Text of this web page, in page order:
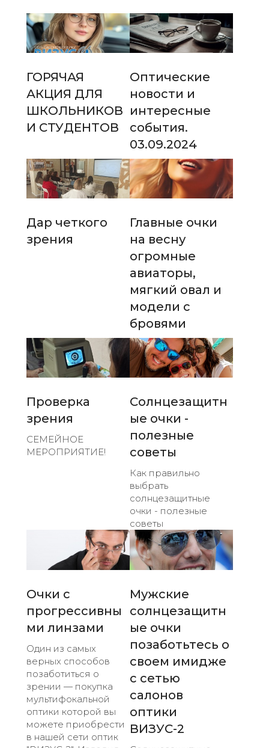
ГОРЯЧАЯ
АКЦИЯ ДЛЯ
ШКОЛЬНИКОВ
И СТУДЕНТОВ
Оптические
новости и
интересные
события.
03.09.2024
Дар четкого
зрения
Главные очки
на весну
огромные
авиаторы,
мягкий овал и
модели с
бровями
Проверка
зрения
СЕМЕЙНОЕ
МЕРОПРИЯТИЕ!
Солнцезащитн
ые очки -
полезные
советы
Как правильно
выбрать
солнцезащитные
очки - полезные
советы
Очки с
прогрессивны
ми линзами
Один из самых
верных способов
позаботиться о
зрении — покупка
мультифокальной
оптики которой вы
можете приобрести
в нашей сети оптик
Мужские
солнцезащитн
ые очки
позаботьтесь о
своем имидже
с сетью
салонов
оптики
ВИЗУС-2